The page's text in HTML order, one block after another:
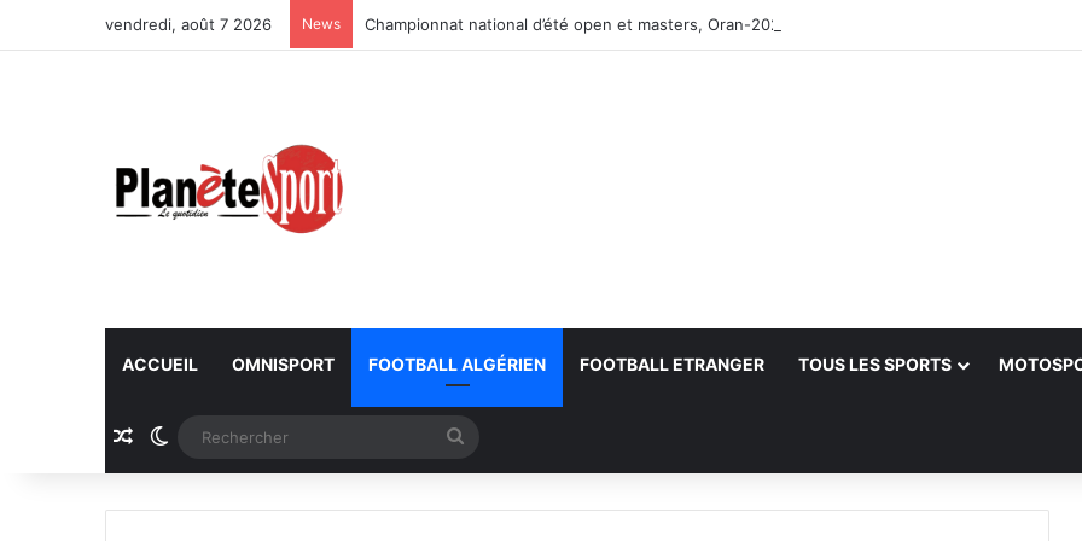
vendredi, août 7 2026 News Championnat national d’été open et masters, Oran-2026 — Le CRB s’adjuge le titre
ACCUEIL OMNISPORT FOOTBALL ALGÉRIEN FOOTBALL ETRANGER TOUS LES SPORTS
Article Aléatoire
Switch skin